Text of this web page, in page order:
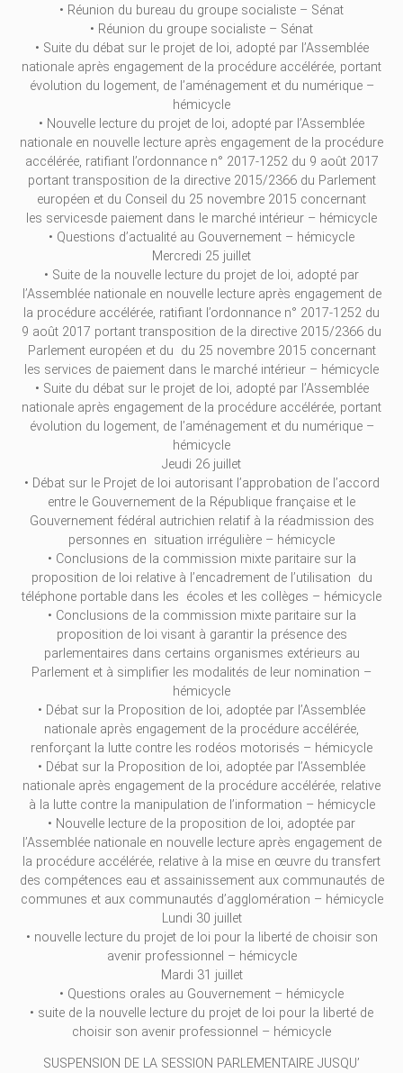
• Réunion du bureau du groupe socialiste – Sénat
• Réunion du groupe socialiste – Sénat
• Suite du débat sur le projet de loi, adopté par l’Assemblée
nationale après engagement de la procédure accélérée, portant
évolution du logement, de l’aménagement et du numérique –
hémicycle
• Nouvelle lecture du projet de loi, adopté par l’Assemblée
nationale en nouvelle lecture après engagement de la procédure
accélérée, ratifiant l’ordonnance n° 2017-1252 du 9 août 2017
portant transposition de la directive 2015/2366 du Parlement
européen et du Conseil du 25 novembre 2015 concernant
les servicesde paiement dans le marché intérieur – hémicycle
• Questions d’actualité au Gouvernement – hémicycle
Mercredi 25 juillet
• Suite de la nouvelle lecture du projet de loi, adopté par
l’Assemblée nationale en nouvelle lecture après engagement de
la procédure accélérée, ratifiant l’ordonnance n° 2017-1252 du
9 août 2017 portant transposition de la directive 2015/2366 du
Parlement européen et du du 25 novembre 2015 concernant
les services de paiement dans le marché intérieur – hémicycle
• Suite du débat sur le projet de loi, adopté par l’Assemblée
nationale après engagement de la procédure accélérée, portant
évolution du logement, de l’aménagement et du numérique –
hémicycle
Jeudi 26 juillet
• Débat sur le Projet de loi autorisant l’approbation de l’accord
entre le Gouvernement de la République française et le
Gouvernement fédéral autrichien relatif à la réadmission des
personnes en situation irrégulière – hémicycle
• Conclusions de la commission mixte paritaire sur la
proposition de loi relative à l’encadrement de l’utilisation du
téléphone portable dans les écoles et les collèges – hémicycle
• Conclusions de la commission mixte paritaire sur la
proposition de loi visant à garantir la présence des
parlementaires dans certains organismes extérieurs au
Parlement et à simplifier les modalités de leur nomination –
hémicycle
• Débat sur la Proposition de loi, adoptée par l’Assemblée
nationale après engagement de la procédure accélérée,
renforçant la lutte contre les rodéos motorisés – hémicycle
• Débat sur la Proposition de loi, adoptée par l’Assemblée
nationale après engagement de la procédure accélérée, relative
à la lutte contre la manipulation de l’information – hémicycle
• Nouvelle lecture de la proposition de loi, adoptée par
l’Assemblée nationale en nouvelle lecture après engagement de
la procédure accélérée, relative à la mise en œuvre du transfert
des compétences eau et assainissement aux communautés de
communes et aux communautés d’agglomération – hémicycle
Lundi 30 juillet
• nouvelle lecture du projet de loi pour la liberté de choisir son
avenir professionnel – hémicycle
Mardi 31 juillet
• Questions orales au Gouvernement – hémicycle
• suite de la nouvelle lecture du projet de loi pour la liberté de
choisir son avenir professionnel – hémicycle
SUSPENSION DE LA SESSION PARLEMENTAIRE JUSQU’